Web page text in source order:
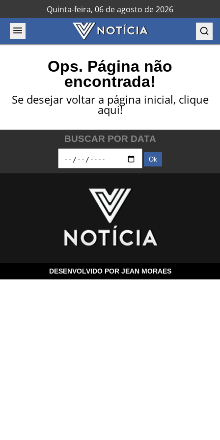
Quinta-feira, 06 de agosto de 2026
Ops. Página não
encontrada!
Se desejar voltar a página inicial, clique
aqui!
BUSCAR POR DATA
Ok
DESENVOLVIDO POR JEAN MORAES